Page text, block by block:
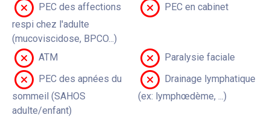
PEC des affections
respi chez l'adulte
(mucoviscidose, BPCO...)
PEC en cabinet
ATM
Paralysie faciale
PEC des apnées du
sommeil (SAHOS
adulte/enfant)
Drainage lymphatique
(ex: lymphœdème, ...)